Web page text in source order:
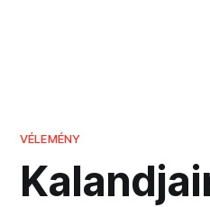
VÉLEMÉNY